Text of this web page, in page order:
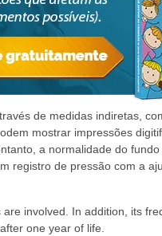
de medidas indiretas,
mostrar impressões
a normalidade do
registro de pressão com a
involved. In addition, its
one year of life.